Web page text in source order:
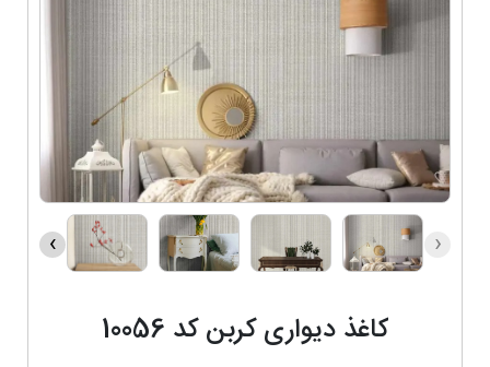
‹
›
کاغذ دیواری کربن کد 10056